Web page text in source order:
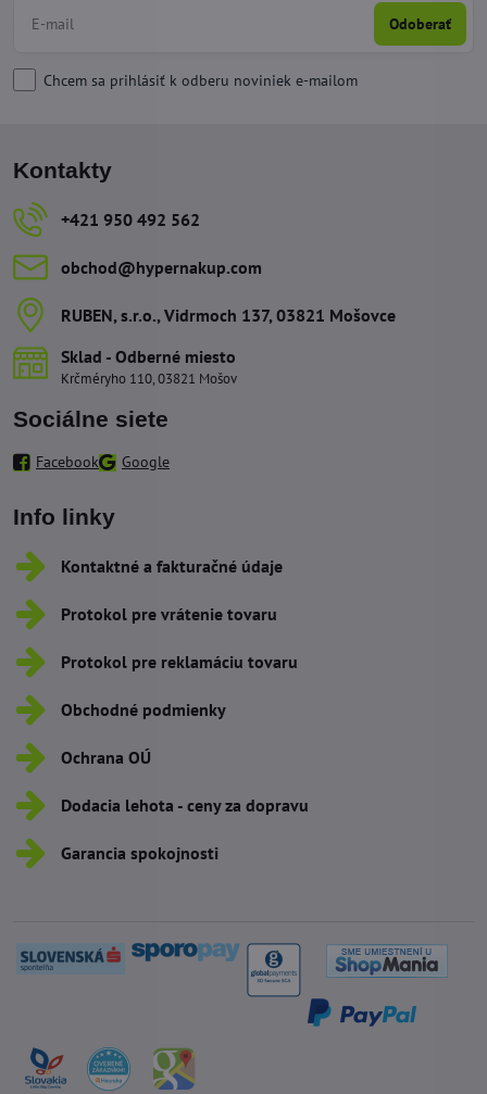
Odoberať
Chcem sa prihlásiť k odberu noviniek e-mailom
Kontakty
+421 950 492 562
obchod​@hypernakup​.com
RUBEN, s​.r​.o​., Vidrmoch 137, 03821 Mošovce
Sklad - Odberné miesto
Krčméryho 110, 03821 Mošov
Sociálne siete
Facebook Google
Info linky
Kontaktné a fakturačné údaje
Protokol pre vrátenie tovaru
Protokol pre reklamáciu tovaru
Obchodné podmienky
Ochrana OÚ
Dodacia lehota - ceny za dopravu
Garancia spokojnosti